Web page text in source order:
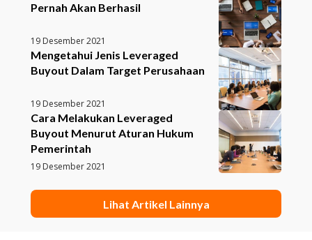
Pernah Akan Berhasil
19 Desember 2021
Mengetahui Jenis Leveraged
Buyout Dalam Target Perusahaan
19 Desember 2021
Cara Melakukan Leveraged
Buyout Menurut Aturan Hukum
Pemerintah
19 Desember 2021
Lihat Artikel Lainnya